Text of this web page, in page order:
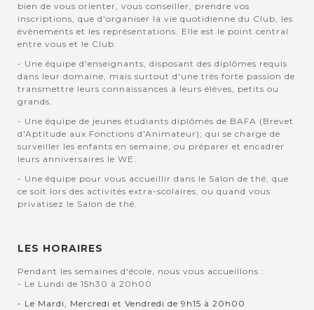
bien de vous orienter, vous conseiller, prendre vos
inscriptions, que d'organiser la vie quotidienne du Club, les
évènements et les représentations. Elle est le point central
entre vous et le Club.
- Une équipe d'enseignants, disposant des diplômes requis
dans leur domaine, mais surtout d'une très forte passion de
transmettre leurs connaissances à leurs élèves, petits ou
grands.
- Une équipe de jeunes étudiants diplômés de BAFA (Brevet
d'Aptitude aux Fonctions d'Animateur); qui se charge de
surveiller les enfants en semaine, ou préparer et encadrer
leurs anniversaires le WE.
- Une équipe pour vous accueillir dans le Salon de thé, que
ce soit lors des activités extra-scolaires, ou quand vous
privatisez le Salon de thé.
LES HORAIRES
Pendant les semaines d'école, nous vous accueillons :
- Le Lundi de 15h30 à 20h00
- Le Mardi, Mercredi et Vendredi de 9h15 à 20h00